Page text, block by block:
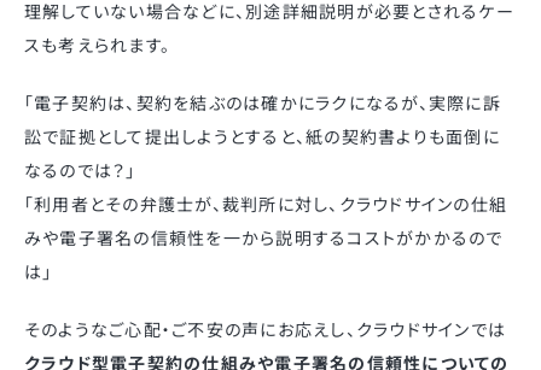
理解していない場合などに、別途詳細説明が必要とされるケー
スも考えられます。
「電子契約は、契約を結ぶのは確かにラクになるが、実際に訴
訟で証拠として提出しようとすると、紙の契約書よりも面倒に
なるのでは？」
「利用者とその弁護士が、裁判所に対し、クラウドサインの仕組
みや電子署名の信頼性を一から説明するコストがかかるので
は」
そのようなご心配・ご不安の声にお応えし、クラウドサインでは
クラウド型電子契約の仕組みや電子署名の信頼性についての